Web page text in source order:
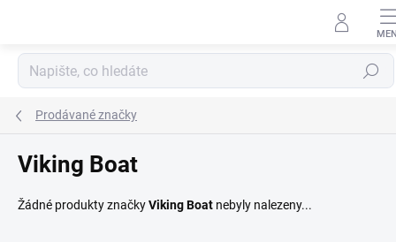
Hledat
Prodávané značky
Viking Boat
Žádné produkty značkyViking Boat nebyly nalezeny...